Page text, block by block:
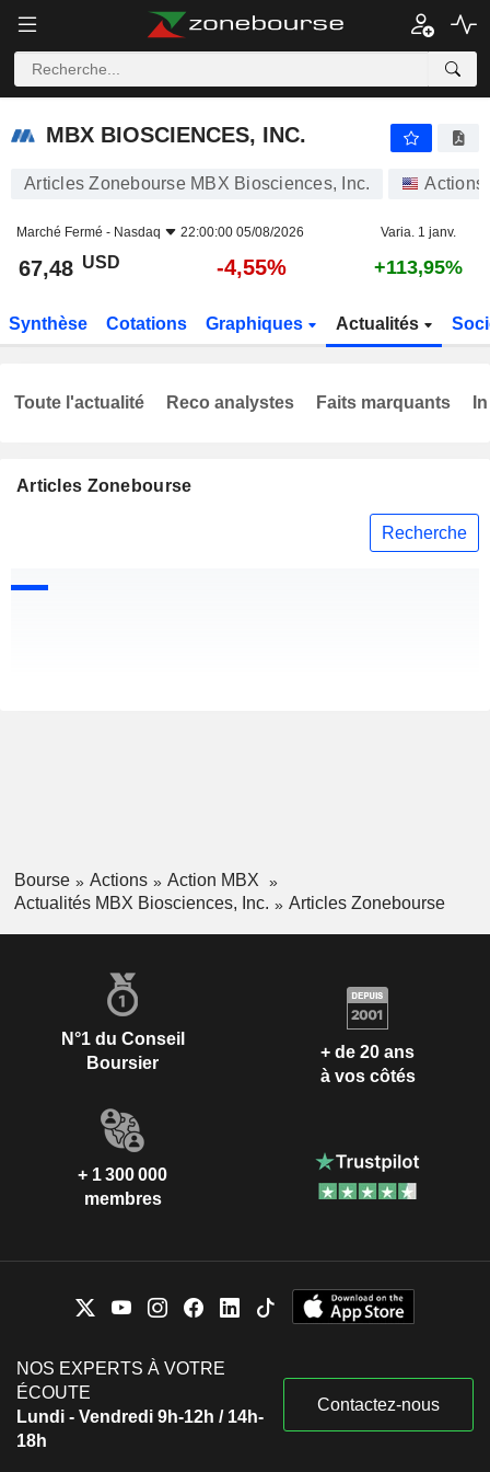
MBX BIOSCIENCES, INC.
MBX BIOSCIENCES, INC.
Articles Zonebourse MBX Biosciences, Inc. Actions
Marché Fermé - Nasdaq 22:00:00 05/08/2026 Varia. 1 janv.
67,48 USD -4,55% +113,95%
Synthèse Cotations Graphiques Actualités
Articles Zonebourse
Recherche
Toute l'actualité Reco analystes Faits marquants
Bourse Actions
Action MBX
Actualités MBX Biosciences, Inc.
Articles Zonebourse
N°1 du Conseil
Boursier
+ de 20 ans
à vos côtés
+ 1 300 000
membres
NOS EXPERTS À VOTRE
ÉCOUTE
Lundi - Vendredi 9h-12h / 14h-
18h
Contactez-nous